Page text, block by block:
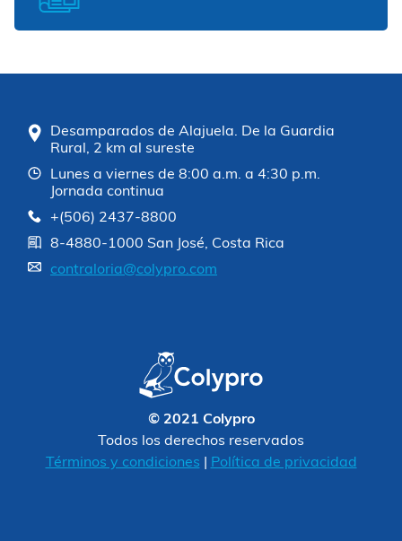
Desamparados de Alajuela. De la Guardia
Rural, 2 km al sureste
Lunes a viernes de 8:00 a.m. a 4:30 p.m.
Jornada continua
+(506) 2437-8800
8-4880-1000 San José, Costa Rica
contraloria@colypro.com
© 2021 Colypro
Todos los derechos reservados
Términos y condiciones
Política de privacidad